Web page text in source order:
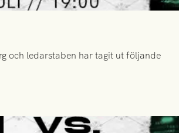
och ledarstaben har tagit ut följande